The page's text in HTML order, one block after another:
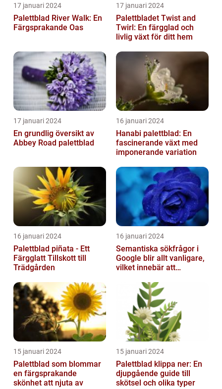
17 januari 2024
Palettblad River Walk: En
Färgsprakande Oas
17 januari 2024
Palettbladet Twist and
Twirl: En färgglad och
livlig växt för ditt hem
17 januari 2024
En grundlig översikt av
Abbey Road palettblad
16 januari 2024
Hanabi palettblad: En
fascinerande växt med
imponerande variation
16 januari 2024
Palettblad piñata - Ett
Färgglatt Tillskott till
Trädgården
16 januari 2024
Semantiska sökfrågor i
Google blir allt vanligare,
vilket innebär att
att fö...
15 januari 2024
Palettblad som blommar
en färgsprakande
skönhet att njuta av
15 januari 2024
Palettblad klippa ner: En
djupgående guide till
skötsel och olika typer